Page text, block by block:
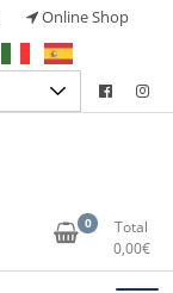
Online Shop
0
Total
0,00€